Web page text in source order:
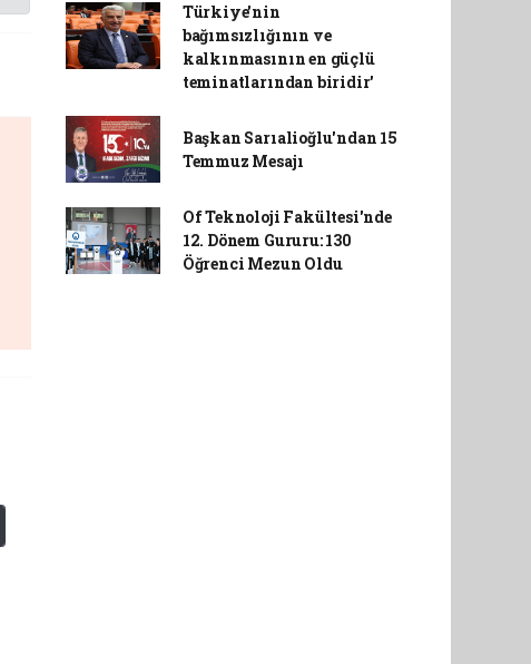
Türkiye'nin
bağımsızlığının ve
kalkınmasının en güçlü
teminatlarından biridir'
Başkan Sarıalioğlu'ndan 15
Temmuz Mesajı
Of Teknoloji Fakültesi'nde
12. Dönem Gururu: 130
Öğrenci Mezun Oldu